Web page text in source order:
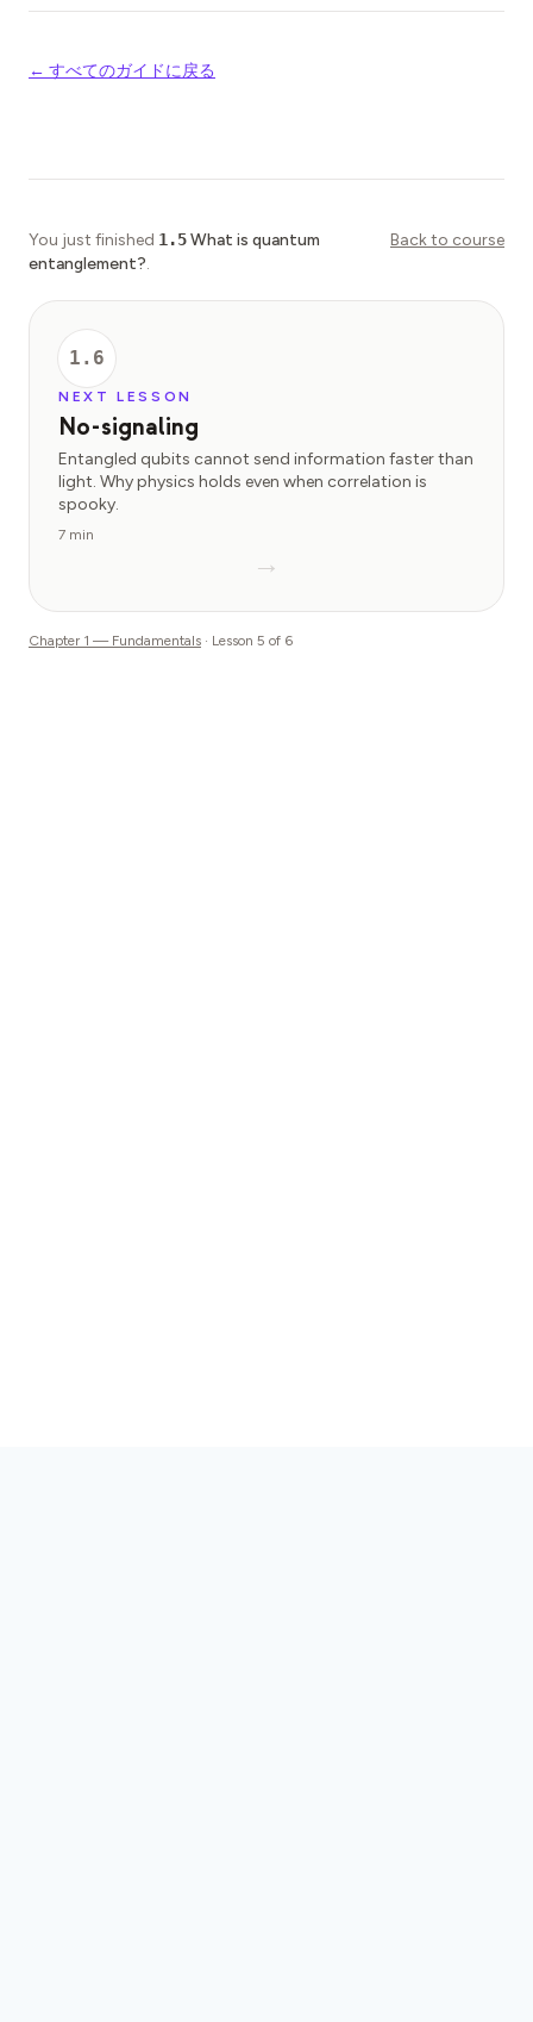
← すべてのガイドに戻る
You just finished 1.5What is quantum
entanglement?.
Back to course
1.6
NEXT LESSON
No-signaling
Entangled qubits cannot send information faster than
light. Why physics holds even when correlation is
spooky.
7 min
→
Chapter 1 — Fundamentals · Lesson 5 of 6